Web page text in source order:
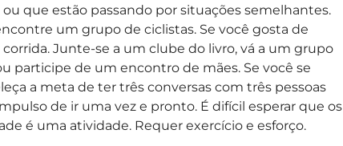
que estão passando por situações semelhantes.
um grupo de ciclistas. Se você gosta de
Junte-se a um clube do livro, vá a um grupo
participe de um encontro de mães. Se você se
a meta de ter três conversas com três pessoas
de ir uma vez e pronto. É difícil esperar que os
é uma atividade. Requer exercício e esforço.